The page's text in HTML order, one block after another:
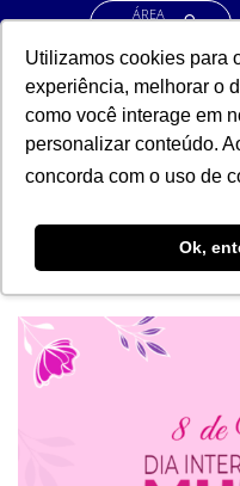
Utilizamos cookies para
experiência, melhorar o
como você interage em
personalizar conteúdo.
concorda com o uso de
Ok,
ÁREA